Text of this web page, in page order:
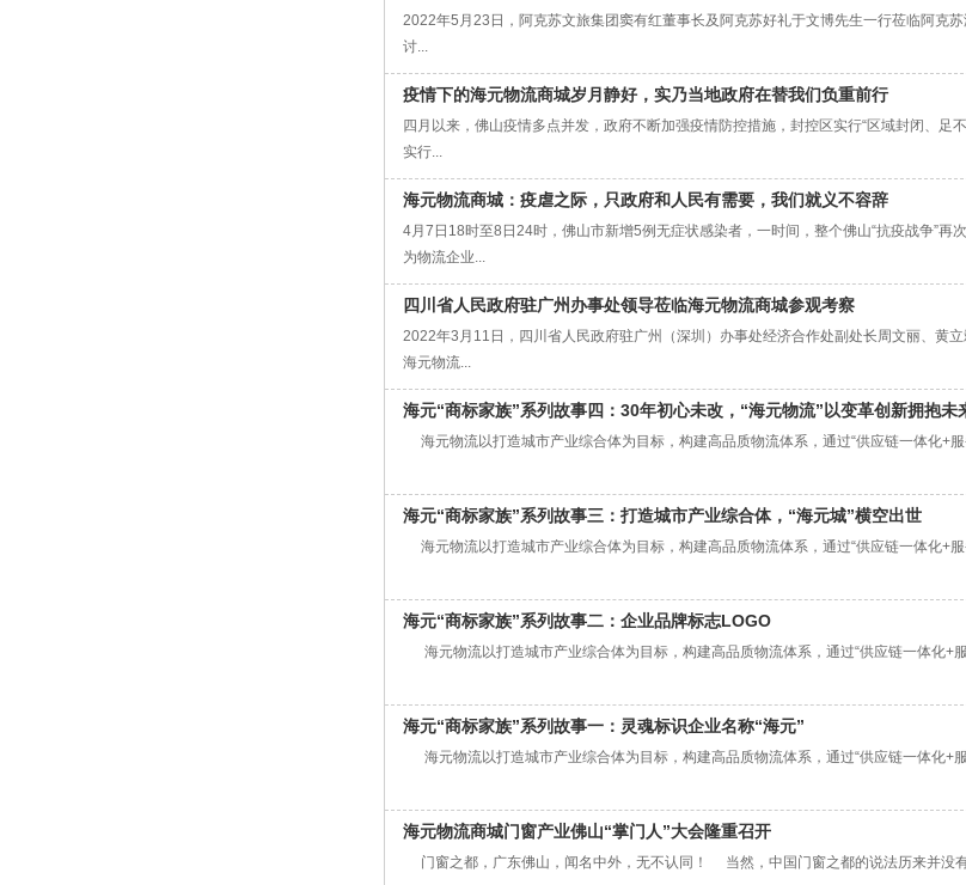
2022年5月23日，阿克苏文旅集团窦有红董事长及阿克苏好礼于文博先生一行莅临阿克
讨...
疫情下的海元物流商城岁月静好，实乃当地政府在替我们负重前行
四月以来，佛山疫情多点并发，政府不断加强疫情防控措施，封控区实行“区域封闭、足
实行...
海元物流商城：疫虐之际，只政府和人民有需要，我们就义不容辞
4月7日18时至8日24时，佛山市新增5例无症状感染者，一时间，整个佛山“抗疫战争”
为物流企业...
四川省人民政府驻广州办事处领导莅临海元物流商城参观考察
2022年3月11日，四川省人民政府驻广州（深圳）办事处经济合作处副处长周文丽、黄
海元物流...
海元“商标家族”系列故事四：30年初心未改，“海元物流”以变革创新拥抱未
海元物流以打造城市产业综合体为目标，构建高品质物流体系，通过“供应链一体化+
海元“商标家族”系列故事三：打造城市产业综合体，“海元城”横空出世
海元物流以打造城市产业综合体为目标，构建高品质物流体系，通过“供应链一体化+
海元“商标家族”系列故事二：企业品牌标志LOGO
海元物流以打造城市产业综合体为目标，构建高品质物流体系，通过“供应链一体化+
海元“商标家族”系列故事一：灵魂标识企业名称“海元”
海元物流以打造城市产业综合体为目标，构建高品质物流体系，通过“供应链一体化+
海元物流商城门窗产业佛山“掌门人”大会隆重召开
门窗之都，广东佛山，闻名中外，无不认同！ 当然，中国门窗之都的说法历来并没